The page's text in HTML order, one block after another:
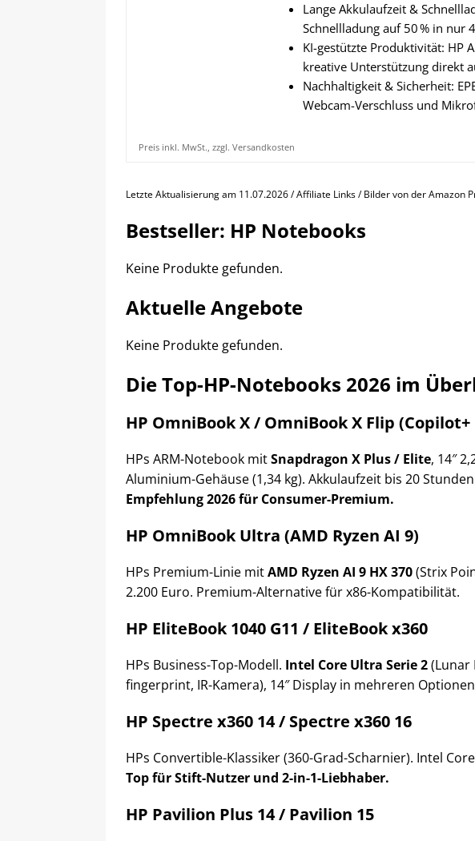
Lange Akkulaufzeit &
Schnellladung auf 50 % in nur
KI-gestützte Produktivität: HP
kreative Unterstützung direkt
Nachhaltigkeit & Sicherheit:
Webcam-Verschluss und
Preis inkl. MwSt., zzgl. Versandkosten
Letzte Aktualisierung am 11.07.2026 / Affiliate Links / Bilder von der Amazon
Bestseller: HP Notebooks
Keine Produkte gefunden.
Aktuelle Angebote
Keine Produkte gefunden.
Die Top-HP-Notebooks 2026 im
HP OmniBook X / OmniBook X Flip (Copilot+
HPs ARM-Notebook mitSnapdragon X Plus / Elite, 14″
Aluminium-Gehäuse (1,34 kg). Akkulaufzeit bis 20
Empfehlung 2026 für Consumer-Premium.
HP OmniBook Ultra (AMD Ryzen AI 9)
HPs Premium-Linie mitAMD Ryzen AI 9 HX 370(Strix
2.200 Euro. Premium-Alternative für x86-Kompatibilität.
HP EliteBook 1040 G11 / EliteBook x360
HPs Business-Top-Modell. Intel Core Ultra Serie 2(Lunar
fingerprint, IR-Kamera), 14″ Display in mehreren Optionen
HP Spectre x360 14 / Spectre x360 16
HPs Convertible-Klassiker (360-Grad-Scharnier). Intel
Top für Stift-Nutzer und 2-in-1-Liebhaber.
HP Pavilion Plus 14 / Pavilion 15